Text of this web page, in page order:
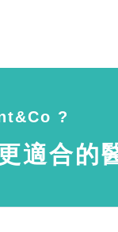
?
適合的